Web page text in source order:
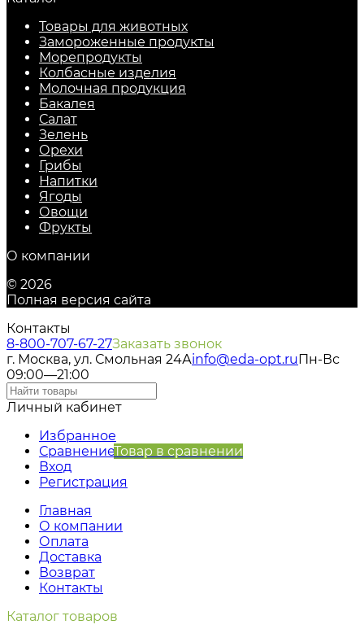
Товары для животных
Замороженные продукты
Морепродукты
Колбасные изделия
Молочная продукция
Бакалея
Салат
Зелень
Орехи
Грибы
Напитки
Ягоды
Овощи
Фрукты
О компании
© 2026
Полная версия сайта
Контакты
8-800-707-67-27Заказать звонок
г. Москва, ул. Смольная 24Аinfo@eda-opt.ruПн-Вс
09:00—21:00
Личный кабинет
Избранное
СравнениеТовар в сравнении
Вход
Регистрация
Главная
О компании
Оплата
Доставка
Возврат
Контакты
Каталог товаров